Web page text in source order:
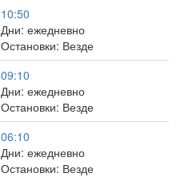
10:50
Дни: ежедневно
Остановки: Везде
09:10
Дни: ежедневно
Остановки: Везде
06:10
Дни: ежедневно
Остановки: Везде